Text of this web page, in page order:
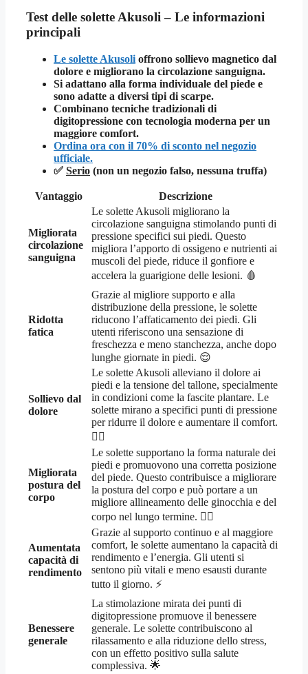
Test delle solette Akusoli – Le informazioni
principali
Le solette Akusoli offrono sollievo magnetico dal
dolore e migliorano la circolazione sanguigna.
Si adattano alla forma individuale del piede e
sono adatte a diversi tipi di scarpe.
Combinano tecniche tradizionali di
digitopressione con tecnologia moderna per un
maggiore comfort.
Ordina ora con il 70% di sconto nel negozio
ufficiale.
✅ Serio (non un negozio falso, nessuna truffa)
Vantaggio Descrizione
Migliorata
circolazione
sanguigna
Le solette Akusoli migliorano la
circolazione sanguigna stimolando punti di
pressione specifici sui piedi. Questo
migliora l’apporto di ossigeno e nutrienti ai
muscoli del piede, riduce il gonfiore e
accelera la guarigione delle lesioni. 🩸
Ridotta
fatica
Grazie al migliore supporto e alla
distribuzione della pressione, le solette
riducono l’affaticamento dei piedi. Gli
utenti riferiscono una sensazione di
freschezza e meno stanchezza, anche dopo
lunghe giornate in piedi. 😌
Sollievo dal
dolore
Le solette Akusoli alleviano il dolore ai
piedi e la tensione del tallone, specialmente
in condizioni come la fascite plantare. Le
solette mirano a specifici punti di pressione
per ridurre il dolore e aumentare il comfort.
🚶‍♂️
Migliorata
postura del
corpo
Le solette supportano la forma naturale dei
piedi e promuovono una corretta posizione
del piede. Questo contribuisce a migliorare
la postura del corpo e può portare a un
migliore allineamento delle ginocchia e del
corpo nel lungo termine. 🧍‍♀️
Aumentata
capacità di
rendimento
Grazie al supporto continuo e al maggiore
comfort, le solette aumentano la capacità di
rendimento e l’energia. Gli utenti si
sentono più vitali e meno esausti durante
tutto il giorno. ⚡
Benessere
generale
La stimolazione mirata dei punti di
digitopressione promuove il benessere
generale. Le solette contribuiscono al
rilassamento e alla riduzione dello stress,
con un effetto positivo sulla salute
complessiva. 🌟